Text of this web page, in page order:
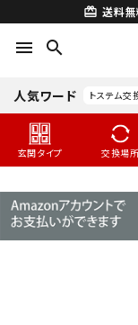
card_giftcard 送料
menu search
人気ワード トステム交
玄関タイプ 交換場所